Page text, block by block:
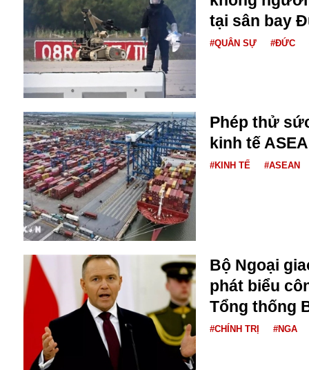
Biến chủng
Baikal
Bakhmut
Bulagria
Crimea
Chính trị
Công nghệ
Chuyện hay
Chuyện lạ
Cuộc sống quanh ta
Casino
Chiến tranh thương mại
Chi hội phụ nữ TTTM Mátxcơva
Chính trị Nga
Chợ Vòm
Cảnh sát
Cấm bay
Cao tốc
Canada
tại sân bay
#QUÂN SỰ #ĐỨC
Phép thử
kinh tế
#KINH TẾ #ASEAN
Bộ Ngoại
phát biểu
Tổng thống
#CHÍNH TRỊ #NGA